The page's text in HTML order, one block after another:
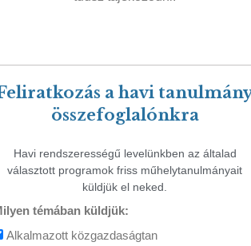
a havi
összefoglalónkra
Havi rendszerességű levelünkben az általad
választott programok friss műhelytanulmányait
küldjük el neked.
témában küldjük:
Alkalmazott közgazdaságtan